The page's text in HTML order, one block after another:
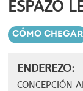
ESPAZO
CÓMO CHEGAR
ENDEREZO:
CONCEPCIÓN